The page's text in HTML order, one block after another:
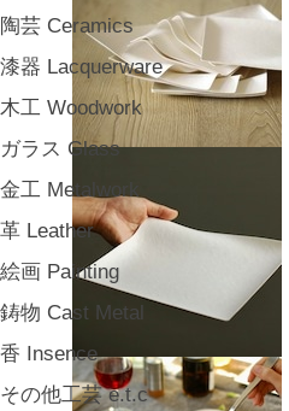
陶芸 Ceramics
漆器 Lacquerware
木工 Woodwork
ガラス Glass
金工 Metalwork
革 Leather
絵画 Painting
鋳物 Cast Metal
香 Insence
その他工芸 e.t.c